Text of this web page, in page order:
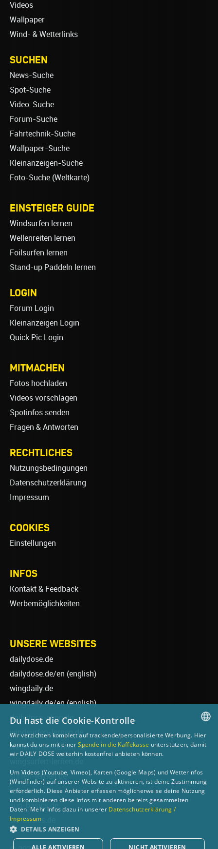
Videos
Wallpaper
Wind- & Wetterlinks
SUCHEN
News-Suche
Spot-Suche
Video-Suche
Forum-Suche
Fahrtechnik-Suche
Wallpaper-Suche
Kleinanzeigen-Suche
Foto-Suche (Weltkarte)
EINSTEIGER GUIDE
Windsurfen lernen
Wellenreiten lernen
Foilsurfen lernen
Stand-up Paddeln lernen
LOGIN
Forum Login
Kleinanzeigen Login
Quick Pic Login
MITMACHEN
Fotos hochladen
Videos vorschlagen
Spotinfos senden
Fragen & Antworten
RECHTLICHES
Nutzungsbedingungen
Datenschutzerklärung
Impressum
COOKIES
Einstellungen
INFOS
Kontakt & Feedback
Werbemöglichkeiten
UNSERE WEBSITES
dailydose.de
dailydose.de/en (english)
wingdaily.de
wingdaily.de/en(english)
dailydose-shop.de
windsurfen-lernen.de
wellenreiten-lernen.de
surfen-lernen.de
foilsurfen.de
sup-basics.de
ski-basics.de
GERMAN
Du hast die Cookie-Kontrolle
Wir verzichten komplett auf trackende/personalisierte Werbung. Hier
kannst du uns mit einerSpende in die Kaffekasse unterstützen, damit
wir DAILY DOSE weiterhin kostenfrei anbieten können.
Um Videos (Youtube, Vimeo), Karten (Google Maps) und Wetterinfos
(Windfinder) auf unserer Website zu aktivieren, ist deine Zustimmung
erforderlich. Diese Anbieter erfassen möglicherweise deine Nutzung
und kombinieren diese Infos mit anderen bereits gesammelten
Daten. Mehr Infos dazu in unserer Datenschutzerklärung /
Impressum
DETAILS ANZEIGEN
ALLE AKTIVIEREN NICHT AKTIVIEREN